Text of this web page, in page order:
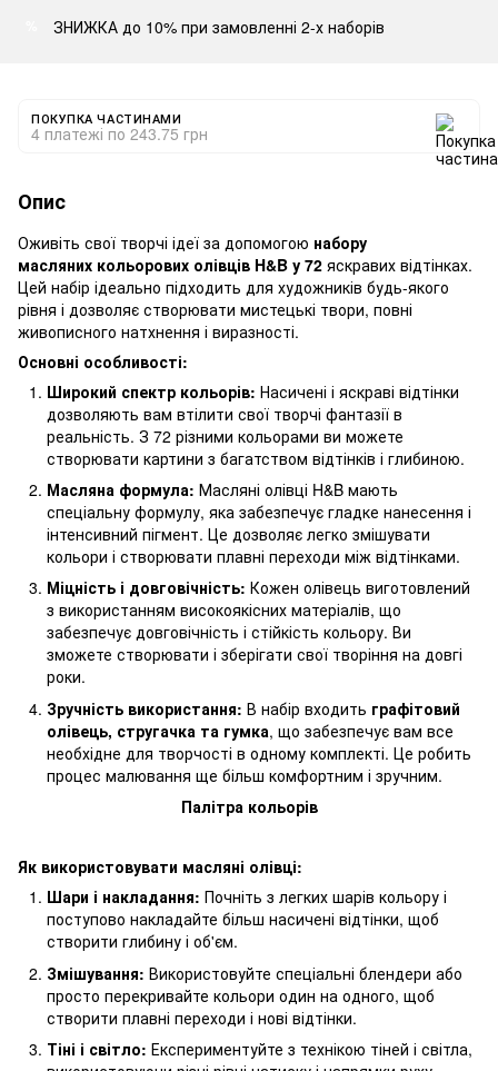
ЗНИЖКА до 10% при замовленні 2-х наборів
ПОКУПКА ЧАСТИНАМИ
4 платежі по 243.75 грн
Опис
Оживіть свої творчі ідеї за допомогою набору
масляних кольорових олівців H&B у 72 яскравих відтінках.
Цей набір ідеально підходить для художників будь-якого
рівня і дозволяє створювати мистецькі твори, повні
живописного натхнення і виразності.
Основні особливості:
Широкий спектр кольорів: Насичені і яскраві відтінки
дозволяють вам втілити свої творчі фантазії в
реальність. З 72 різними кольорами ви можете
створювати картини з багатством відтінків і глибиною.
Масляна формула: Масляні олівці H&B мають
спеціальну формулу, яка забезпечує гладке нанесення і
інтенсивний пігмент. Це дозволяє легко змішувати
кольори і створювати плавні переходи між відтінками.
Міцність і довговічність: Кожен олівець виготовлений
з використанням високоякісних матеріалів, що
забезпечує довговічність і стійкість кольору. Ви
зможете створювати і зберігати свої творіння на довгі
роки.
Зручність використання: В набір входить графітовий
олівець, стругачка та гумка, що забезпечує вам все
необхідне для творчості в одному комплекті. Це робить
процес малювання ще більш комфортним і зручним.
Палітра кольорів
Як використовувати масляні олівці:
Шари і накладання: Почніть з легких шарів кольору і
поступово накладайте більш насичені відтінки, щоб
створити глибину і об'єм.
Змішування: Використовуйте спеціальні блендери або
просто перекривайте кольори один на одного, щоб
створити плавні переходи і нові відтінки.
Тіні і світло: Експериментуйте з технікою тіней і світла,